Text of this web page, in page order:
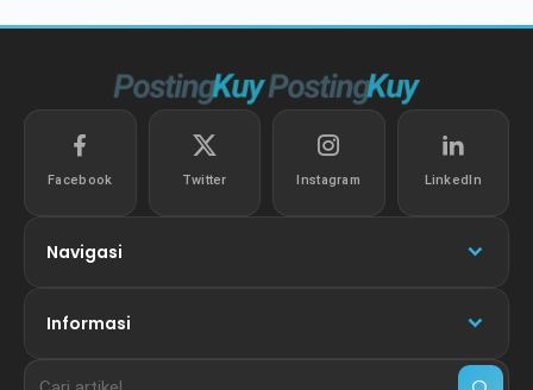
Facebook Twitter Instagram LinkedIn
Navigasi
Informasi